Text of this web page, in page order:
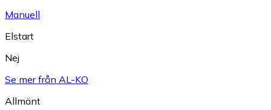
Manuell
Elstart
Nej
Se mer från AL-KO
Allmänt